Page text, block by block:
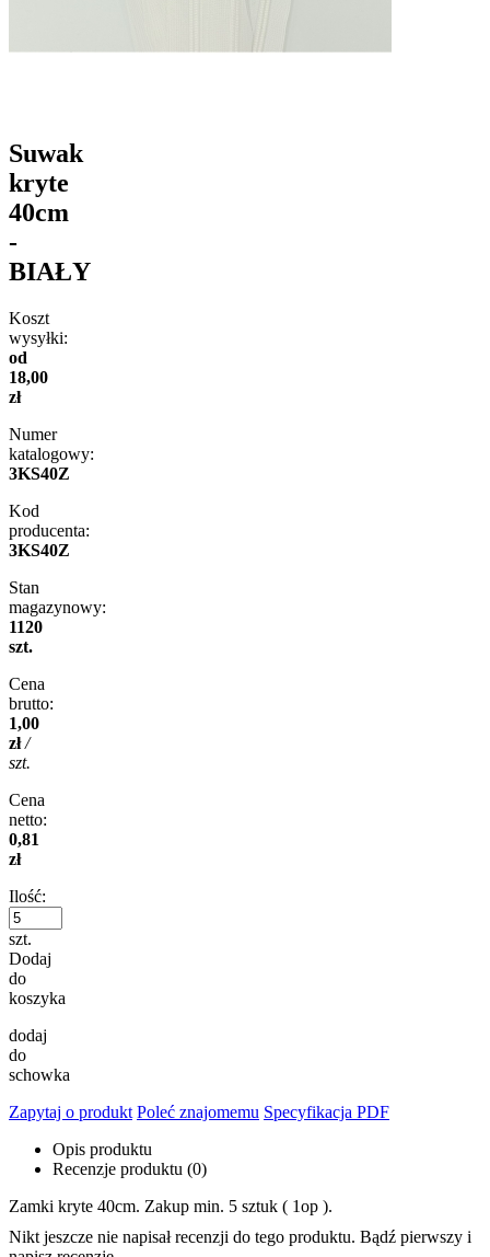
Suwak
kryte
40cm
-
BIAŁY
Koszt
wysyłki:
od
18,00
zł
Numer
katalogowy:
3KS40Z
Kod
producenta:
3KS40Z
Stan
magazynowy:
1120
szt.
Cena
brutto:
1,00
zł /
szt.
Cena
netto:
0,81
zł
Ilość:
szt.
Dodaj
do
koszyka
dodaj
do
schowka
Zapytaj o produkt Poleć znajomemu Specyfikacja PDF
Opis produktu
Recenzje produktu (0)
Zamki kryte 40cm. Zakup min. 5 sztuk ( 1op ).
Nikt jeszcze nie napisał recenzji do tego produktu. Bądź pierwszy i